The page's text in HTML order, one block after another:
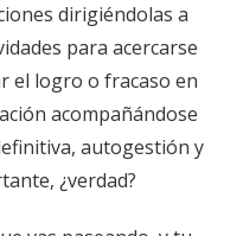
dirigiéndolas a
para acercarse
el logro o fracaso en
acompañándose
autogestión y
¿verdad?